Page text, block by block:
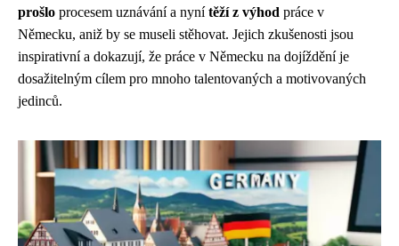
prošlo procesem uznávání a nynítěží z výhod práce v
Německu, aniž by se museli stěhovat. Jejich zkušenosti jsou
inspirativní a dokazují, že práce v Německu na dojíždění je
dosažitelným cílem pro mnoho talentovaných a motivovaných
jedinců.